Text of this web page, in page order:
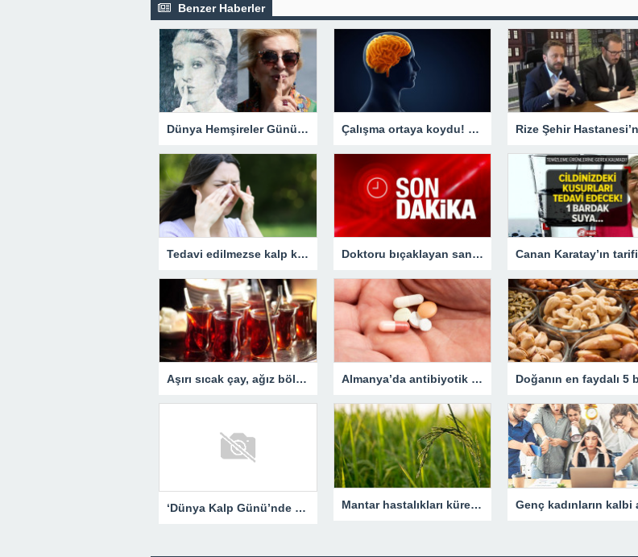
Benzer Haberler
Dünya Hemşireler Günü kutlanıyor! İnsan hayatına dokunuşlarına dikkat çekildi Çalışma ortaya koydu! Horlayanların beyni değişiyor
Tedavi edilmezse kalp krizi ve felç riskini artırıyor! Gözlerde görülen bu belirtiye dikkat Doktoru bıçaklayan sanığın indirimsiz cezasını onandı
Aşırı sıcak çay, ağız bölgesi kanser riskini artırıyor! Almanya’da antibiyotik sıkıntısı derinleşiyor – Son Dakika Dünya Haberleri
‘Dünya Kalp Günü’nde kalp hastalarına uyarılar Mantar hastalıkları küresel gıda stoklarını tehdit ediyor